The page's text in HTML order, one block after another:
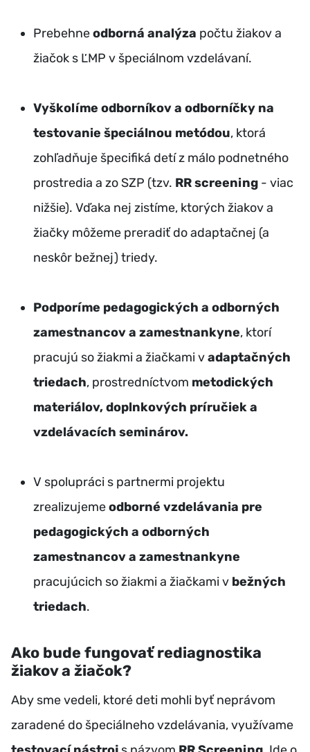
Prebehneodborná analýza počtu žiakov a
žiačok s ĽMP v špeciálnom vzdelávaní.
Vyškolíme odborníkov a odborníčky na
testovanie špeciálnou metódou, ktorá
zohľadňuje špecifiká detí z málo podnetného
prostredia a zo SZP (tzv. RR screening - viac
nižšie). Vďaka nej zistíme, ktorých žiakov a
žiačky môžeme preradiť do adaptačnej (a
neskôr bežnej) triedy.
Podporíme pedagogických a odborných
zamestnancov a zamestnankyne, ktorí
pracujú so žiakmi a žiačkami vadaptačných
triedach, prostredníctvom metodických
materiálov, doplnkových príručiek a
vzdelávacích seminárov.
V spolupráci s partnermi projektu
zrealizujemeodborné vzdelávania pre
pedagogických a odborných
zamestnancov a zamestnankyne
pracujúcich so žiakmi a žiačkami v bežných
triedach.
Ako bude fungovať rediagnostika
žiakov a žiačok?
Aby sme vedeli, ktoré deti mohli byť neprávom
zaradené do špeciálneho vzdelávania, využívame